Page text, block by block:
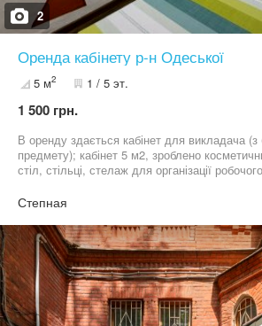
2
Оренда кабінету р-н Одеської
5 м2 1 / 5 эт.
1 500 грн.
В оренду здається кабінет для викладача (з
предмету); кабінет 5 м2, зроблено
стіл, стільці, стелаж для організації
випити каву, поруч школа, зупинка автобусу
Степная